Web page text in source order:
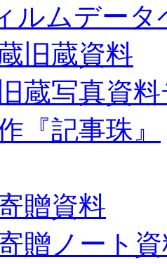
ルムデータ
旧蔵資料
蔵写真資
『記事珠』
贈資料
贈ノート